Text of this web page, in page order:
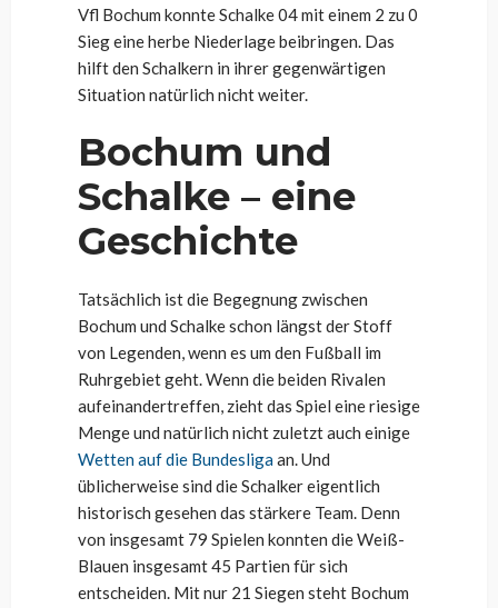
Vfl Bochum konnte Schalke 04 mit einem 2 zu 0
Sieg eine herbe Niederlage beibringen. Das
hilft den Schalkern in ihrer gegenwärtigen
Situation natürlich nicht weiter.
Bochum und
Schalke – eine
Geschichte
Tatsächlich ist die Begegnung zwischen
Bochum und Schalke schon längst der Stoff
von Legenden, wenn es um den Fußball im
Ruhrgebiet geht. Wenn die beiden Rivalen
aufeinandertreffen, zieht das Spiel eine riesige
Menge und natürlich nicht zuletzt auch einige
Wetten auf die Bundesligaan. Und
üblicherweise sind die Schalker eigentlich
historisch gesehen das stärkere Team. Denn
von insgesamt 79 Spielen konnten die Weiß-
Blauen insgesamt 45 Partien für sich
entscheiden. Mit nur 21 Siegen steht Bochum